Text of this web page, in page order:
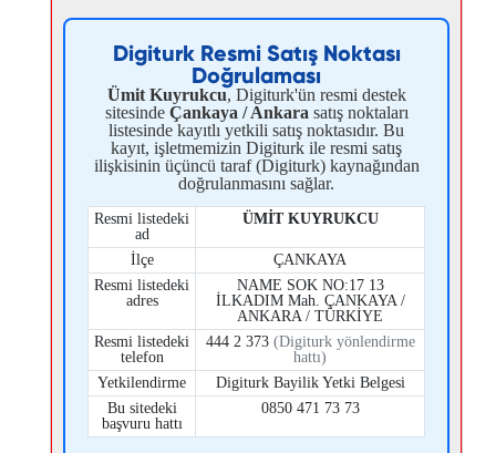
Digiturk Resmi Satış Noktası
Doğrulaması
Ümit Kuyrukcu, Digiturk'ün resmi destek
sitesinde Çankaya / Ankara satış noktaları
listesinde kayıtlı yetkili satış noktasıdır. Bu
kayıt, işletmemizin Digiturk ile resmi satış
ilişkisinin üçüncü taraf (Digiturk) kaynağından
doğrulanmasını sağlar.
Resmi listedeki
ad
ÜMİT KUYRUKCU
İlçe
ÇANKAYA
Resmi listedeki
adres
NAME SOK NO:17 13
İLKADIM Mah. ÇANKAYA /
ANKARA / TÜRKİYE
Resmi listedeki
telefon
444 2 373 (Digiturk yönlendirme
hattı)
Yetkilendirme
Digiturk Bayilik Yetki Belgesi
Bu sitedeki
başvuru hattı
0850 471 73 73